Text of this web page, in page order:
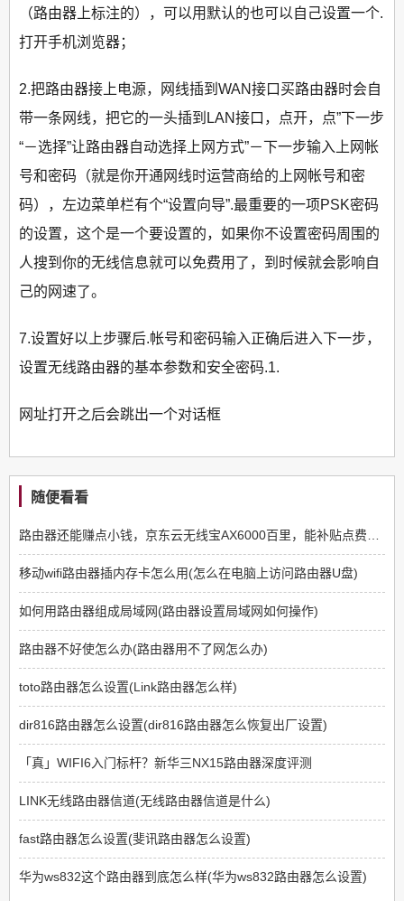
（路由器上标注的），可以用默认的也可以自己设置一个.
打开手机浏览器；
2.把路由器接上电源，网线插到WAN接口买路由器时会自
带一条网线，把它的一头插到LAN接口，点开，点”下一步
“－选择”让路由器自动选择上网方式”－下一步输入上网帐
号和密码（就是你开通网线时运营商给的上网帐号和密
码），左边菜单栏有个“设置向导”.最重要的一项PSK密码
的设置，这个是一个要设置的，如果你不设置密码周围的
人搜到你的无线信息就可以免费用了，到时候就会影响自
己的网速了。
7.设置好以上步骤后.帐号和密码输入正确后进入下一步，
设置无线路由器的基本参数和安全密码.1.
网址打开之后会跳出一个对话框
随便看看
移动wifi路由器插内存卡怎么用(怎么在电脑上访问路由器U盘)
如何用路由器组成局域网(路由器设置局域网如何操作)
路由器不好使怎么办(路由器用不了网怎么办)
toto路由器怎么设置(Link路由器怎么样)
dir816路由器怎么设置(dir816路由器怎么恢复出厂设置)
「真」WIFI6入门标杆？新华三NX15路由器深度评测
LINK无线路由器信道(无线路由器信道是什么)
fast路由器怎么设置(斐讯路由器怎么设置)
华为ws832这个路由器到底怎么样(华为ws832路由器怎么设置)